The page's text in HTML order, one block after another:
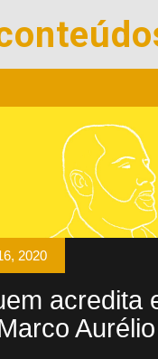
2020
acredita